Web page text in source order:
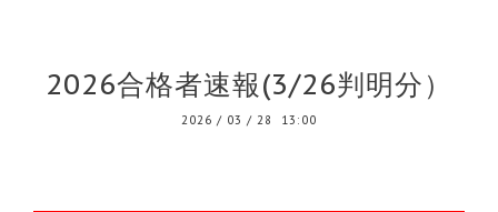
2026合格者速報(3/26判明分）
2026 / 03 / 28 13:00